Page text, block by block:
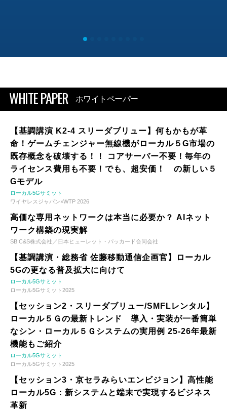
WHITE PAPER ホワイトペーパー
【基調講演 K2-4 スリーダブリュー】何もかもが革
命！ゲームチェンジャー無線機がローカル５G市場の
既存概念を破壊する！！ コアサーバー不要！毎年の
ライセンス費用も不要！でも、超安価！ の新しい５
Gモデル
ローカル5Gサミット
ワイヤレスジャパン×WTP 2026
高価な専用ネットワークは本当に必要か？ AIネット
ワーク構築の現実解
SB C&S株式会社／日本ヒューレット・パッカード合同会社
【基調講演・総務省 佐藤移動通信企画官】ローカル
5Gの更なる普及拡大に向けて
ローカル5Gサミット
ローカル5Gサミット2025
【セッション2・スリーダブリュー/SMFLレンタル】
ローカル５Ｇの最新トレンド 導入・実装が一番簡単
なシン・ローカル５Ｇシステムの実用例 25-26年最新
機能もご紹介
ローカル5Gサミット
ローカル5Gサミット2025
【セッション3・京セラみらいエンビジョン】高性能
ローカル5G：新システムと端末で実現するビジネス
革新